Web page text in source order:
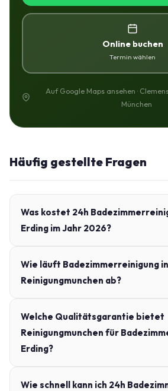
Online buchen
Termin wählen
Auf Google Maps ansehen ·
München
Häufig gestellte Fragen
Was kostet 24h
Erding im Jahr 2026?
Wie läuft Badezimmerreinigung
Reinigungmunchen ab?
Welche Qualitätsgarantie bietet
Reinigungmunchen für
Erding?
Wie schnell kann ich 24h